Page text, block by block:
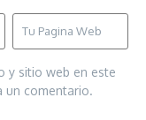
y sitio web en este
un comentario.